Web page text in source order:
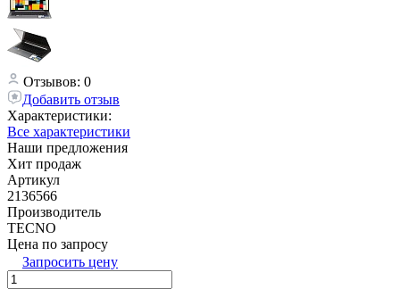
Отзывов: 0
Добавить отзыв
Характеристики:
Все характеристики
Наши предложения
Хит продаж
Артикул
2136566
Производитель
TECNO
Цена по запросу
Запросить цену